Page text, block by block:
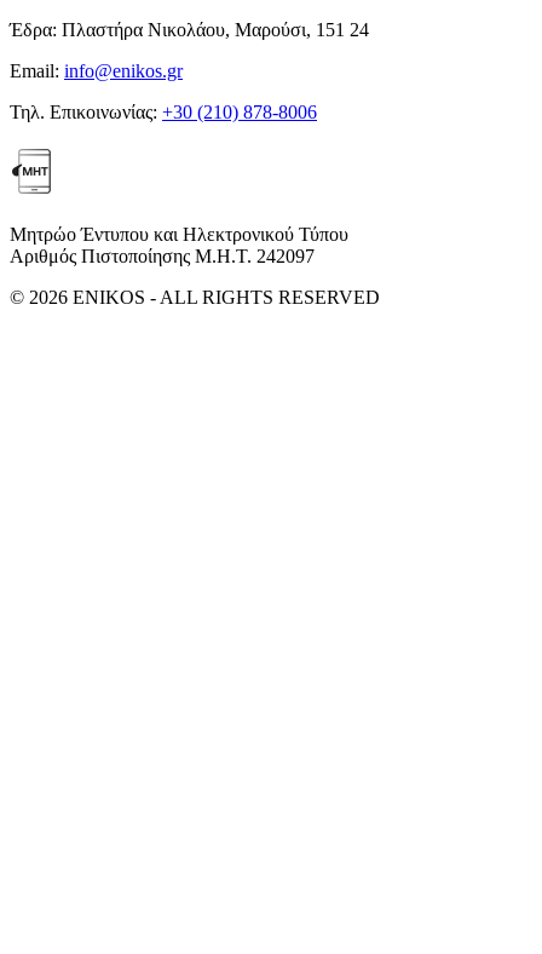
Έδρα: Πλαστήρα Νικολάου, Μαρούσι, 151 24
Email: info@enikos.gr
Τηλ. Επικοινωνίας: +30 (210) 878-8006
Μητρώο Έντυπου και Ηλεκτρονικού Τύπου
Αριθμός Πιστοποίησης Μ.Η.Τ. 242097
© 2026 ENIKOS - ALL RIGHTS RESERVED